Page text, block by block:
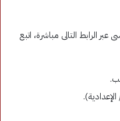
الرابط التالى مباشرة، اتبع